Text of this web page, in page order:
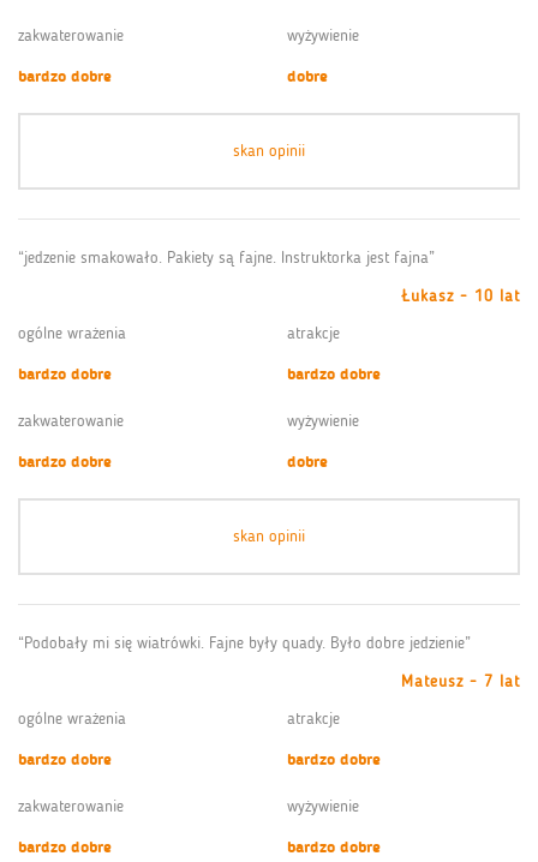
zakwaterowanie
bardzo dobre
wyżywienie
dobre
skan opinii
“jedzenie smakowało. Pakiety są fajne. Instruktorka jest fajna”
Łukasz - 10 lat
ogólne wrażenia
bardzo dobre
atrakcje
bardzo dobre
zakwaterowanie
bardzo dobre
wyżywienie
dobre
skan opinii
“Podobały mi się wiatrówki. Fajne były quady. Było dobre jedzienie”
Mateusz - 7 lat
ogólne wrażenia
bardzo dobre
atrakcje
bardzo dobre
zakwaterowanie
bardzo dobre
wyżywienie
bardzo dobre